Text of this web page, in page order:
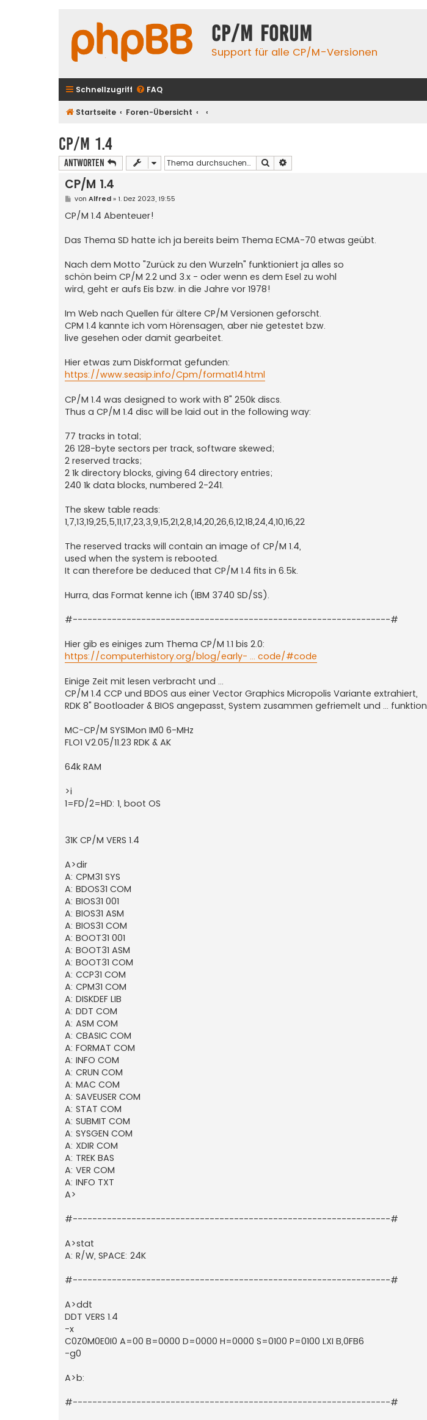
CP/M Forum
Support für alle CP/M-Versionen
Schnellzugriff FAQ
Startseite Foren-Übersicht
CP/M 1.4
Antworten Suche
CP/M 1.4
B
i
t
a
g
von Alfred» 1. Dez 2023, 19:55
CP/M 1.4 Abenteuer!
Das Thema SD hatte ich ja bereits beim Thema ECMA-70 etwas geübt.
Nach dem Motto "Zurück zu den Wurzeln" funktioniert ja alles so
schön beim CP/M 2.2 und 3.x - oder wenn es dem Esel zu wohl
wird, geht er aufs Eis bzw. in die Jahre vor 1978!
Im Web nach Quellen für ältere CP/M Versionen geforscht.
CPM 1.4 kannte ich vom Hörensagen, aber nie getestet bzw.
live gesehen oder damit gearbeitet.
Hier etwas zum Diskformat gefunden:
https://www.seasip.info/Cpm/format14.html
CP/M 1.4 was designed to work with 8" 250k discs.
Thus a CP/M 1.4 disc will be laid out in the following way:
77 tracks in total;
26 128-byte sectors per track, software skewed;
2 reserved tracks;
2 1k directory blocks, giving 64 directory entries;
240 1k data blocks, numbered 2-241.
The skew table reads:
1,7,13,19,25,5,11,17,23,3,9,15,21,2,8,14,20,26,6,12,18,24,4,10,16,22
The reserved tracks will contain an image of CP/M 1.4,
used when the system is rebooted.
It can therefore be deduced that CP/M 1.4 fits in 6.5k.
Hurra, das Format kenne ich (IBM 3740 SD/SS).
#-----------------------------------------------------------------#
Hier gib es einiges zum Thema CP/M 1.1 bis 2.0:
https://computerhistory.org/blog/early- ... code/#code
Einige Zeit mit lesen verbracht und ...
CP/M 1.4 CCP und BDOS aus einer Vector Graphics Micropolis Variante extrahiert,
RDK 8" Bootloader & BIOS angepasst, System zusammen gefriemelt und ...
MC-CP/M SYS1Mon IM0 6-MHz
FLO1 V2.05/11.23 RDK & AK
64k RAM
>i
1=FD/2=HD: 1, boot OS
31K CP/M VERS 1.4
A>dir
A: CPM31 SYS
A: BDOS31 COM
A: BIOS31 001
A: BIOS31 ASM
A: BIOS31 COM
A: BOOT31 001
A: BOOT31 ASM
A: BOOT31 COM
A: CCP31 COM
A: CPM31 COM
A: DISKDEF LIB
A: DDT COM
A: ASM COM
A: CBASIC COM
A: FORMAT COM
A: INFO COM
A: CRUN COM
A: MAC COM
A: SAVEUSER COM
A: STAT COM
A: SUBMIT COM
A: SYSGEN COM
A: XDIR COM
A: TREK BAS
A: VER COM
A: INFO TXT
A>
#-----------------------------------------------------------------#
A>stat
A: R/W, SPACE: 24K
#-----------------------------------------------------------------#
A>ddt
DDT VERS 1.4
-x
C0Z0M0E0I0 A=00 B=0000 D=0000 H=0000 S=0100 P=0100 LXI B,0FB6
-g0
A>b:
#-----------------------------------------------------------------#